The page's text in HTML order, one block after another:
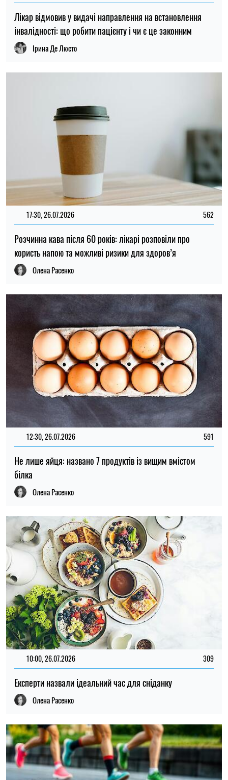
Лікар відмовив у видачі направлення на встановлення
інвалідності: що робити пацієнту і чи є це законним
Ірина Де Люсто
17:30, 26.07.2026 562
Розчинна кава після 60 років: лікарі розповіли про
користь напою та можливі ризики для здоров’я
Олена Расенко
12:30, 26.07.2026 591
Не лише яйця: названо 7 продуктів із вищим вмістом
білка
Олена Расенко
10:00, 26.07.2026 309
Експерти назвали ідеальний час для сніданку
Олена Расенко